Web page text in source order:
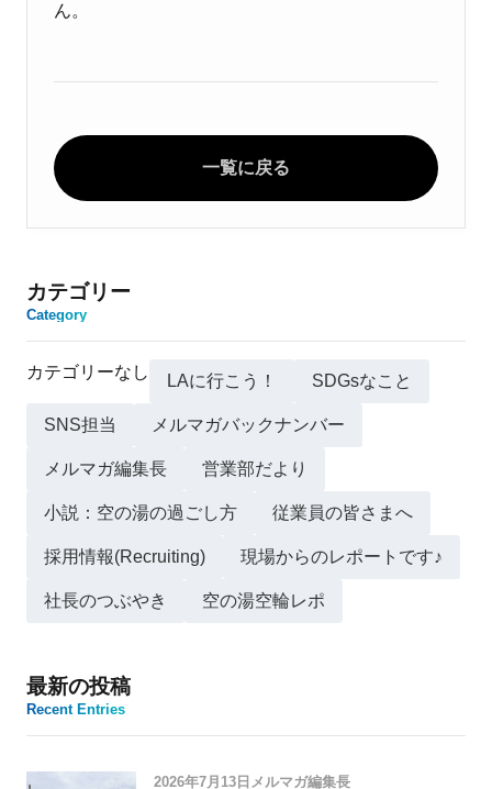
ん。
一覧に戻る
カテゴリー
Category
カテゴリーなし LAに行こう！ SDGsなこと
SNS担当 メルマガバックナンバー
メルマガ編集長 営業部だより
小説：空の湯の過ごし方 従業員の皆さまへ
採用情報(Recruiting) 現場からのレポートです♪
社長のつぶやき 空の湯空輪レポ
最新の投稿
Recent Entries
2026年7月13日 メルマガ編集長